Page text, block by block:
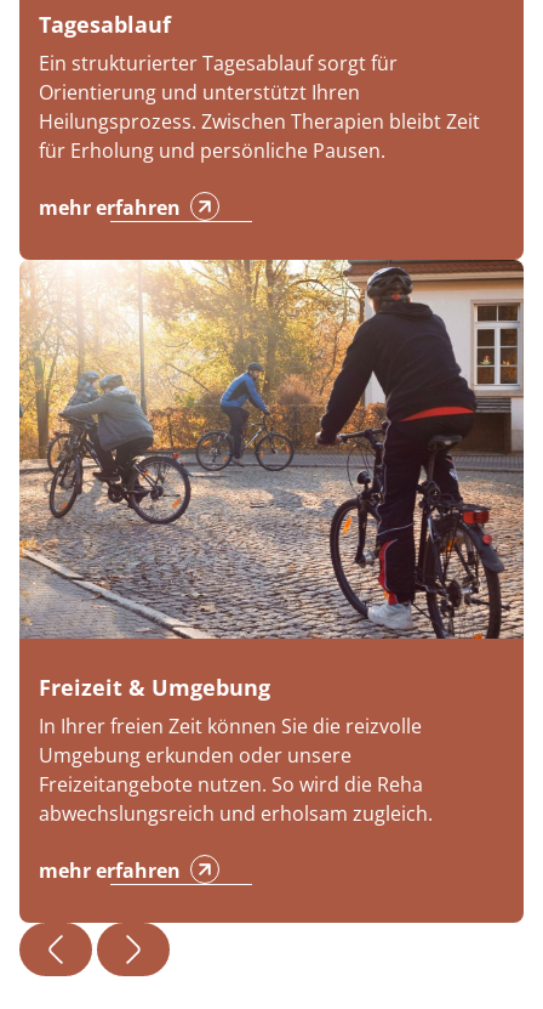
Tagesablauf
Ein strukturierter Tagesablauf sorgt für
Orientierung und unterstützt Ihren
Heilungsprozess. Zwischen Therapien bleibt Zeit
für Erholung und persönliche Pausen.
mehr erfahren
Freizeit & Umgebung
In Ihrer freien Zeit können Sie die reizvolle
Umgebung erkunden oder unsere
Freizeitangebote nutzen. So wird die Reha
abwechslungsreich und erholsam zugleich.
mehr erfahren